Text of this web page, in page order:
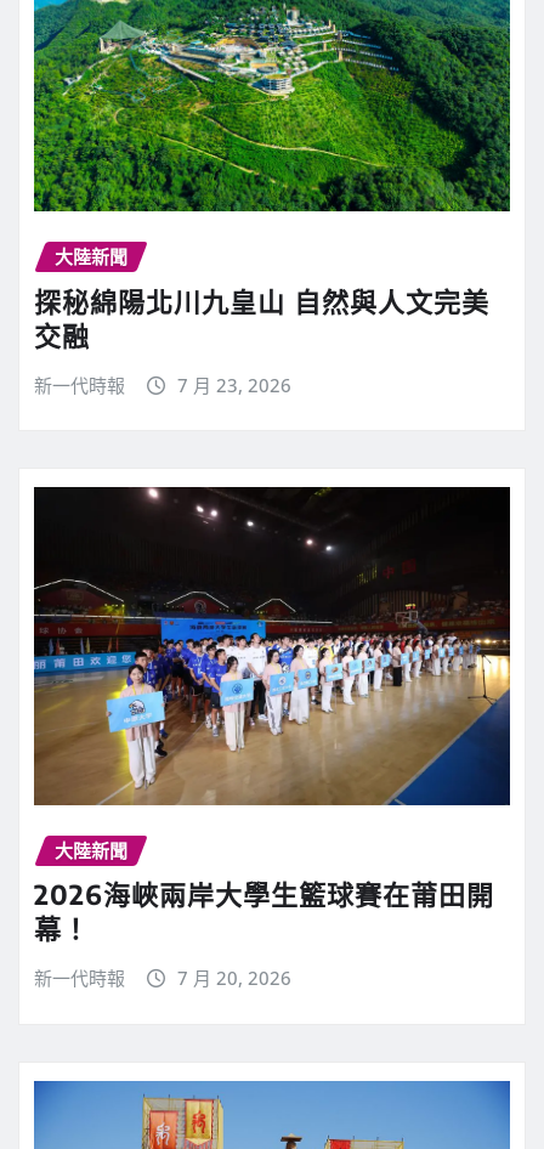
大陸新聞
探秘綿陽北川九皇山 自然與人文完美
交融
新一代時報 7 月 23, 2026
大陸新聞
2026海峽兩岸大學生籃球賽在莆田開
幕！
新一代時報 7 月 20, 2026